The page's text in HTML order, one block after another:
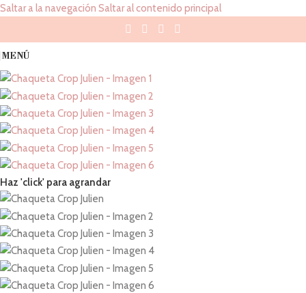
Saltar a la navegación Saltar al contenido principal
MENÚ
Haz 'click' para agrandar